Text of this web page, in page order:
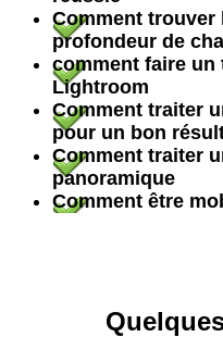
Comment trouver
profondeur de
comment faire
Lightroom
Comment traiter
pour un bon
Comment traiter
panoramique
Comment être